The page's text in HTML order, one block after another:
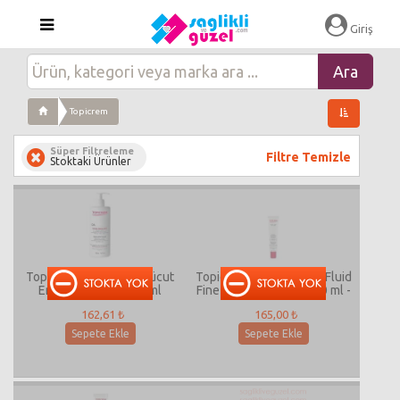
Giriş
Topicrem
Süper Filtreleme
Stoktaki Ürünler Filtre Temizle
Topicrem DA Yüz ve Vücut
Emollient Balm 500 ml
162,61 ₺
Sepete Ekle
Topicrem Redensifying Fluid
Fine Lines&Firmness 40 ml -
Karma Ciltler İçin Yaşlanma
Karşıtı Günlük Yüz Kremi
165,00 ₺
Sepete Ekle